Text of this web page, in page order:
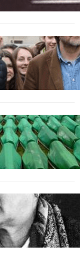
‚Freue dich
leugnet
Eine
von Hass